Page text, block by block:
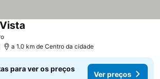
a 1.0 km de Centro da cidade
para ver os preços
Ver preços